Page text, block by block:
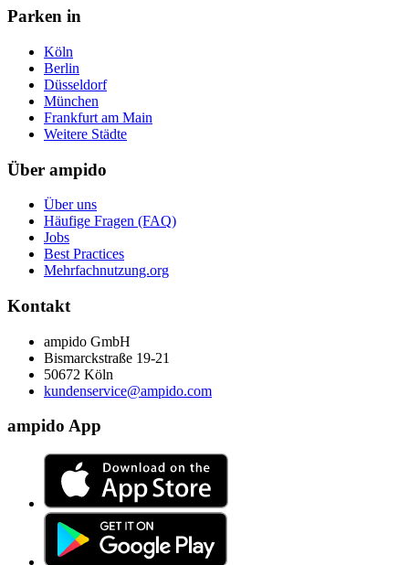
Parken in
Köln
Berlin
Düsseldorf
München
Frankfurt am Main
Weitere Städte
Über ampido
Über uns
Häufige Fragen (FAQ)
Jobs
Best Practices
Mehrfachnutzung.org
Kontakt
ampido GmbH
Bismarckstraße 19-21
50672 Köln
kundenservice@ampido.com
ampido App